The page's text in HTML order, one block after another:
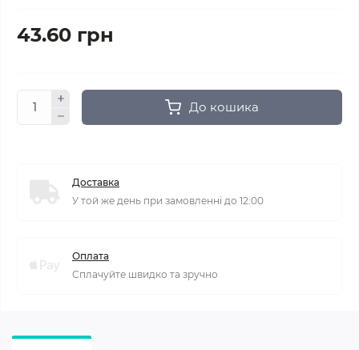
43.60 грн
До кошика
Доставка
У той же день при замовленні до 12:00
Оплата
Сплачуйте швидко та зручно